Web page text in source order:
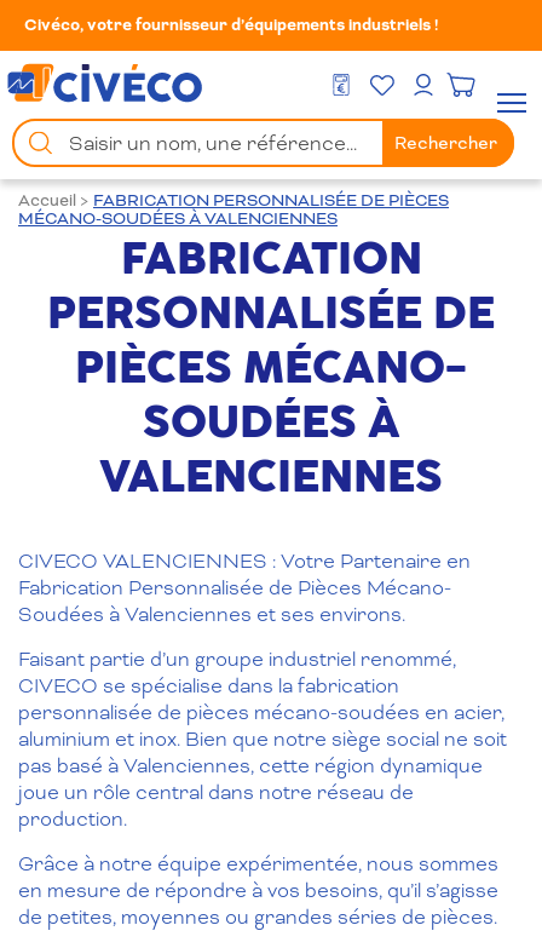
Civéco, votre fournisseur d’équipements industriels !
DEVIS GRATUIT
Mes FavorisMon compte
Chercher
un
produit
Rechercher
Accueil > FABRICATION PERSONNALISÉE DE PIÈCES
MÉCANO-SOUDÉES À VALENCIENNES
FABRICATION
PERSONNALISÉE DE
PIÈCES MÉCANO-
SOUDÉES À
VALENCIENNES
CIVECO VALENCIENNES : Votre Partenaire en
Fabrication Personnalisée de Pièces Mécano-
Soudées à Valenciennes et ses environs.
Faisant partie d’un groupe industriel renommé,
CIVECO se spécialise dans la fabrication
personnalisée de pièces mécano-soudées en acier,
aluminium et inox. Bien que notre siège social ne soit
pas basé à Valenciennes, cette région dynamique
joue un rôle central dans notre réseau de
production.
Grâce à notre équipe expérimentée, nous sommes
en mesure de répondre à vos besoins, qu’il s’agisse
de petites, moyennes ou grandes séries de pièces.